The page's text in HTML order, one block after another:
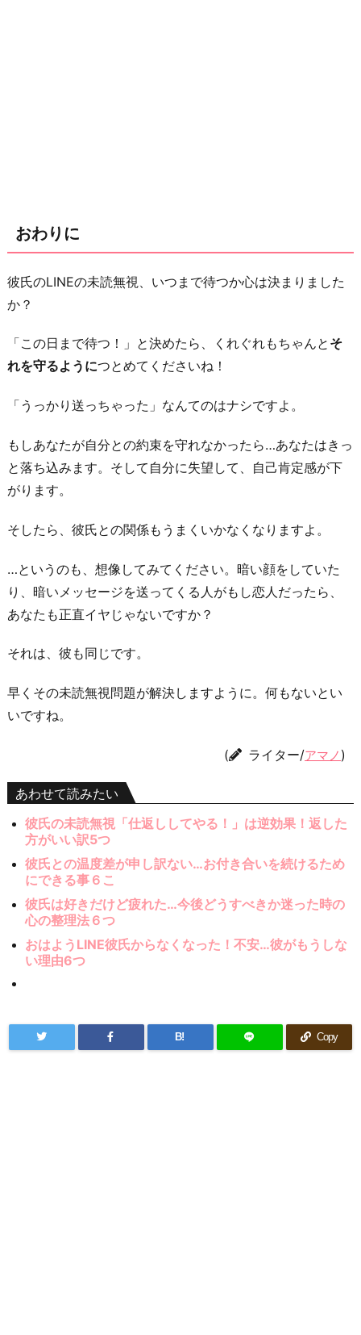
おわりに
彼氏のLINEの未読無視、いつまで待つか心は決まりました
か？
「この日まで待つ！」と決めたら、くれぐれもちゃんと そ
れを守るようにつとめてくださいね！
「うっかり送っちゃった」なんてのはナシですよ。
もしあなたが自分との約束を守れなかったら…あなたはきっ
と落ち込みます。そして自分に失望して、自己肯定感が下
がります。
そしたら、彼氏との関係もうまくいかなくなりますよ。
…というのも、想像してみてください。暗い顔をしていた
り、暗いメッセージを送ってくる人がもし恋人だったら、
あなたも正直イヤじゃないですか？
それは、彼も同じです。
早くその未読無視問題が解決しますように。何もないとい
いですね。
( ライター/アマノ )
あわせて読みたい
彼氏の未読無視「仕返ししてやる！」は逆効果！返した
方がいい訳5つ
彼氏との温度差が申し訳ない…お付き合いを続けるため
にできる事６こ
彼氏は好きだけど疲れた…今後どうすべきか迷った時の
心の整理法６つ
おはようLINE彼氏からなくなった！不安…彼がもうしな
い理由6つ
B! Copy